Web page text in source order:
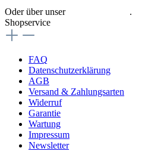
Oder über unser
.
Shopservice
FAQ
Datenschutzerklärung
AGB
Versand & Zahlungsarten
Widerruf
Garantie
Wartung
Impressum
Newsletter